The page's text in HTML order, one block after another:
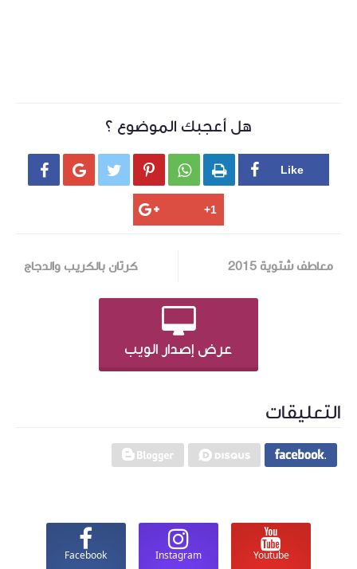
هل أعجبك الموضوع ؟
     
معاطف شتوية 2015 كرتان بالكريب والدجاج
عرض إصدار الويب
التعليقات
Youtube
Instagram
Facebook